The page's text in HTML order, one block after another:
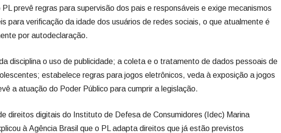
prevê regras para supervisão dos pais e responsáveis e exige mecanismos
para verificação da idade dos usuários de redes sociais, o que atualmente é
por autodeclaração.
disciplina o uso de publicidade; a coleta e o tratamento de dados pessoais de
estabelece regras para jogos eletrônicos, veda à exposição a jogos
a atuação do Poder Público para cumprir a legislação.
direitos digitais do Instituto de Defesa de Consumidores (Idec) Marina
à Agência Brasil que o PL adapta direitos que já estão previstos